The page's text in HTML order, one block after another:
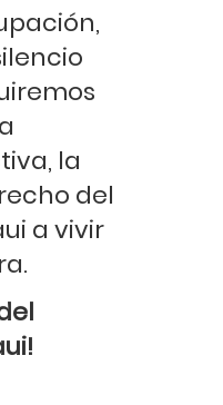
la
del
a vivir